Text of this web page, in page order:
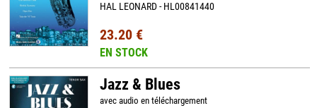
HAL LEONARD - HL00841440
23.20 €
EN STOCK
Jazz & Blues
avec audio en téléchargement